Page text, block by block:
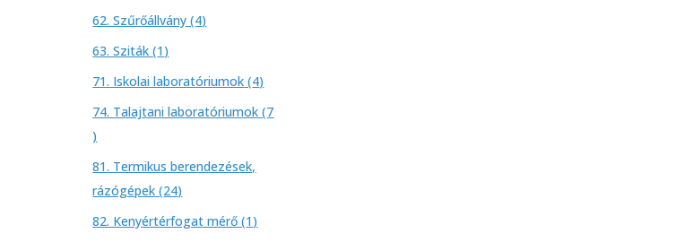
62. Szűrőállvány 44
63. Sziták 1 1
termék
71. Iskolai laboratóriumok 44
termék
74. Talajtani laboratóriumok 7
7
termék
81. Termikus berendezések,
rázógépek 2424
termék
82. Kenyértérfogat mérő 1 1